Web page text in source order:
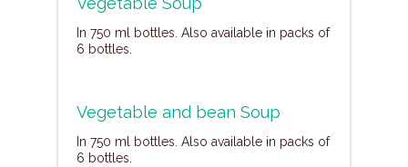
In 750 ml bottles. Also available in packs of
6 bottles.
Vegetable and bean Soup
In 750 ml bottles. Also available in packs of
6 bottles.